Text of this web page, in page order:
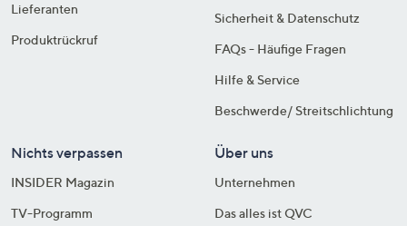
Lieferanten
Produktrückruf
Sicherheit & Datenschutz
FAQs - Häufige Fragen
Hilfe & Service
Beschwerde/ Streitschlichtung
Nichts verpassen
INSIDER Magazin
TV-Programm
Über uns
Unternehmen
Das alles ist QVC